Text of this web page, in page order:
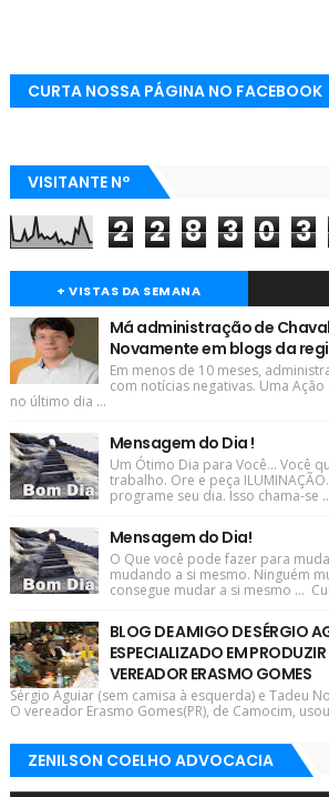
CURTA NOSSA PÁGINA NO FACEBOOK
VISITANTE N°
2 2 8 3 0 3
+ VISTAS DA SEMANA
Má administração de
Novamente em blogs da
Em menos de 10 meses,
com notícias negativas. Uma
no último dia ...
Mensagem do Dia !
Um Ótimo Dia para Você... Você
trabalho. Ore e peça
programe seu dia. Isso chama-se
Mensagem do Dia!
O Que você pode fazer para
mudando a si mesmo. Ninguém
consegue mudar a si mesmo ...
BLOG DE AMIGO DE SÉRGIO
ESPECIALIZADO EM PRODUZIR
VEREADOR ERASMO GOMES
Sérgio Aguiar (sem camisa à esquerda) e Tadeu
O vereador Erasmo Gomes(PR), de Camocim,
ZENILSON COELHO ADVOCACIA